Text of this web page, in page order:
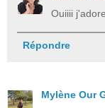
Ouiiii
Répondre
Mylène Our